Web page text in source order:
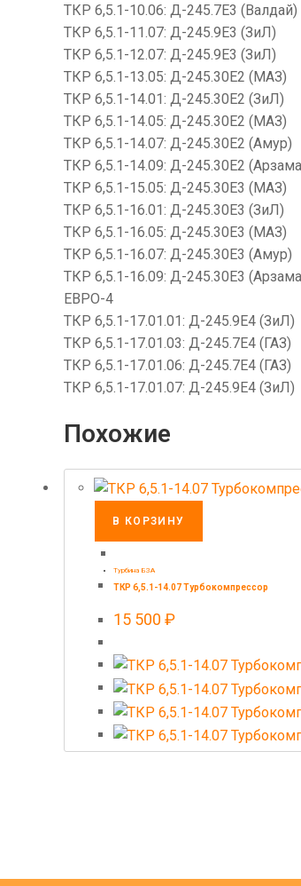
ТКР 6,5.1-10.06: Д-245.7Е3 (Валдай)
ТКР 6,5.1-11.07: Д-245.9Е3 (ЗиЛ)
ТКР 6,5.1-12.07: Д-245.9Е3 (ЗиЛ)
ТКР 6,5.1-13.05: Д-245.30Е2 (МАЗ)
ТКР 6,5.1-14.01: Д-245.30Е2 (ЗиЛ)
ТКР 6,5.1-14.05: Д-245.30Е2 (МАЗ)
ТКР 6,5.1-14.07: Д-245.30Е2 (Амур)
ТКР 6,5.1-14.09: Д-245.30Е2
ТКР 6,5.1-15.05: Д-245.30Е3 (МАЗ)
ТКР 6,5.1-16.01: Д-245.30Е3 (ЗиЛ)
ТКР 6,5.1-16.05: Д-245.30Е3 (МАЗ)
ТКР 6,5.1-16.07: Д-245.30Е3 (Амур)
ТКР 6,5.1-16.09: Д-245.30Е3
ЕВРО-4
ТКР 6,5.1-17.01.01: Д-245.9Е4 (ЗиЛ)
ТКР 6,5.1-17.01.03: Д-245.7Е4 (ГАЗ)
ТКР 6,5.1-17.01.06: Д-245.7Е4 (ГАЗ)
ТКР 6,5.1-17.01.07: Д-245.9Е4 (ЗиЛ)
Похожие
В КОРЗИНУ
Турбина БЗА
ТКР 6,5.1-14.07 Турбокомпрессор
15 500 ₽